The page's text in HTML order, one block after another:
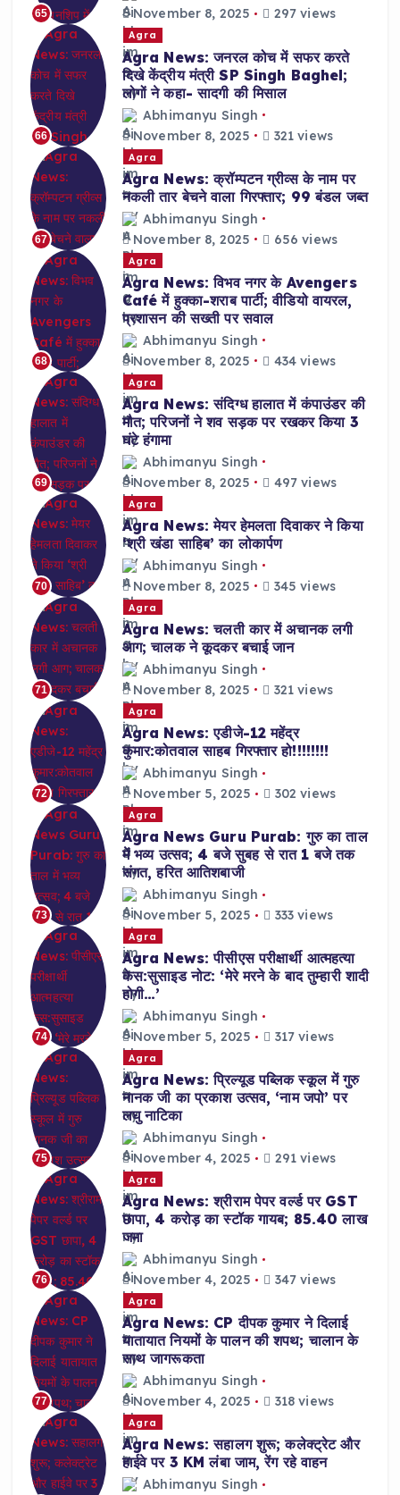
65
November 8, 2025
297 views
66
Agra
Agra News: जनरल कोच में सफर करते
दिखे केंद्रीय मंत्री SP Singh Baghel;
लोगों ने कहा- सादगी की मिसाल
Abhimanyu Singh
November 8, 2025
321 views
67
Agra
Agra News: क्रॉम्पटन ग्रीव्स के नाम पर
नकली तार बेचने वाला गिरफ्तार; 99 बंडल जब्त
Abhimanyu Singh
November 8, 2025
656 views
68
Agra
Agra News: विभव नगर के Avengers
Café में हुक्का-शराब पार्टी; वीडियो वायरल,
प्रशासन की सख्ती पर सवाल
Abhimanyu Singh
November 8, 2025
434 views
69
Agra
Agra News: संदिग्ध हालात में कंपाउंडर की
मौत; परिजनों ने शव सड़क पर रखकर किया 3
घंटे हंगामा
Abhimanyu Singh
November 8, 2025
497 views
70
Agra
Agra News: मेयर हेमलता दिवाकर ने किया
‘श्री खंडा साहिब’ का लोकार्पण
Abhimanyu Singh
November 8, 2025
345 views
71
Agra
Agra News: चलती कार में अचानक लगी
आग; चालक ने कूदकर बचाई जान
Abhimanyu Singh
November 8, 2025
321 views
72
Agra
Agra News: एडीजे-12 महेंद्र
कुमार:कोतवाल साहब गिरफ्तार हो!!!!!!!!
Abhimanyu Singh
November 5, 2025
302 views
73
Agra
Agra News Guru Purab: गुरु का ताल
में भव्य उत्सव; 4 बजे सुबह से रात 1 बजे तक
संगत, हरित आतिशबाजी
Abhimanyu Singh
November 5, 2025
333 views
74
Agra
Agra News: पीसीएस परीक्षार्थी आत्महत्या
केस:सुसाइड नोट: ‘मेरे मरने के बाद तुम्हारी शादी
होगी…’
Abhimanyu Singh
November 5, 2025
317 views
75
Agra
Agra News: प्रिल्यूड पब्लिक स्कूल में गुरु
नानक जी का प्रकाश उत्सव, ‘नाम जपो’ पर
लघु नाटिका
Abhimanyu Singh
November 4, 2025
291 views
76
Agra
Agra News: श्रीराम पेपर वर्ल्ड पर GST
छापा, 4 करोड़ का स्टॉक गायब; 85.40 लाख
जमा
Abhimanyu Singh
November 4, 2025
347 views
77
Agra
Agra News: CP दीपक कुमार ने दिलाई
यातायात नियमों के पालन की शपथ; चालान के
साथ जागरूकता
Abhimanyu Singh
November 4, 2025
318 views
Agra
Agra News: सहालग शुरू; कलेक्ट्रेट और
हाईवे पर 3 KM लंबा जाम, रेंग रहे वाहन
Abhimanyu Singh